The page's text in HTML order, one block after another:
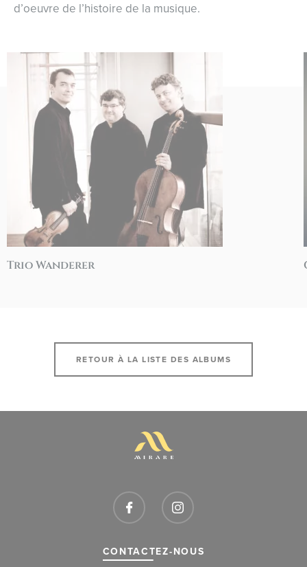
d’oeuvre de l’histoire de la musique.
Trio Wanderer
RETOUR À LA LISTE DES ALBUMS
CONTACTEZ-NOUS